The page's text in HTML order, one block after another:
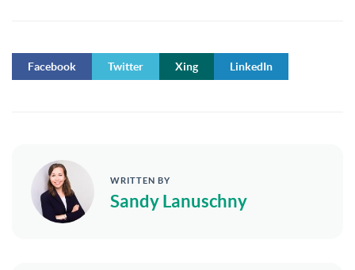
Facebook Twitter Xing LinkedIn
WRITTEN BY
Sandy Lanuschny